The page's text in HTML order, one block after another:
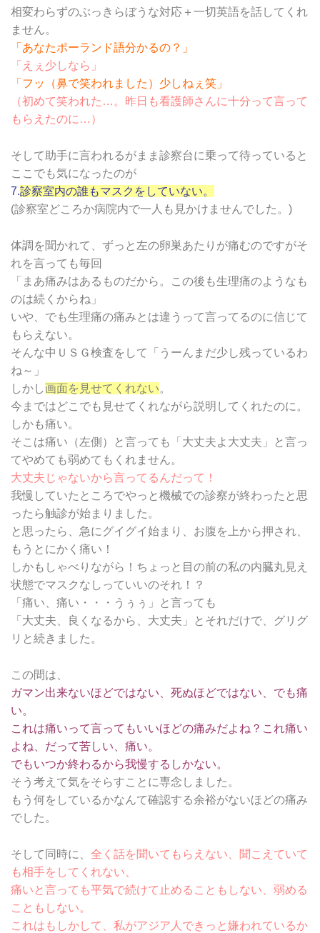
相変わらずのぶっきらぼうな対応＋一切英語を話してくれ
ません。
「あなたポーランド語分かるの？」
「えぇ少しなら」
「フッ（鼻で笑われました）少しねぇ笑」
（初めて笑われた…。昨日も看護師さんに十分って言って
もらえたのに…）
そして助手に言われるがまま診察台に乗って待っていると
ここでも気になったのが
7.診察室内の誰もマスクをしていない。
(診察室どころか病院内で一人も見かけませんでした。)
体調を聞かれて、ずっと左の卵巣あたりが痛むのですがそ
れを言っても毎回
「まあ痛みはあるものだから。この後も生理痛のようなも
のは続くからね」
いや、でも生理痛の痛みとは違うって言ってるのに信じて
もらえない。
そんな中ＵＳＧ検査をして「うーんまだ少し残っているわ
ね～」
しかし画面を見せてくれない。
今まではどこでも見せてくれながら説明してくれたのに。
しかも痛い。
そこは痛い（左側）と言っても「大丈夫よ大丈夫」と言っ
てやめても弱めてもくれません。
大丈夫じゃないから言ってるんだって！
我慢していたところでやっと機械での診察が終わったと思
ったら触診が始まりました。
と思ったら、急にグイグイ始まり、お腹を上から押され、
もうとにかく痛い！
しかもしゃべりながら！ちょっと目の前の私の内臓丸見え
状態でマスクなしっていいのそれ！？
「痛い、痛い・・・うぅぅ」と言っても
「大丈夫、良くなるから、大丈夫」とそれだけで、グリグ
リと続きました。
この間は、
ガマン出来ないほどではない、死ぬほどではない、でも痛
い。
これは痛いって言ってもいいほどの痛みだよね？これ痛い
よね、だって苦しい、痛い。
でもいつか終わるから我慢するしかない。
そう考えて気をそらすことに専念しました。
もう何をしているかなんて確認する余裕がないほどの痛み
でした。
そして同時に、 全く話を聞いてもらえない、聞こえていて
も相手をしてくれない、
痛いと言っても平気で続けて止めることもしない、弱める
こともしない。
これはもしかして、私がアジア人できっと嫌われているか